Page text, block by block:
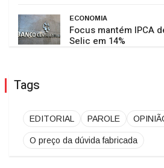
ECONOMIA
Focus mantém IPCA
Selic em 14%
Tags
EDITORIAL PAROLE
O preço da dúvida fabricada